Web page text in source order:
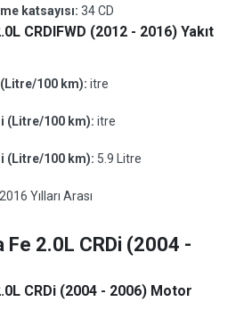
katsayısı: 34 CD
CRDIFWD (2012 - 2016) Yakıt
100 km): itre
(Litre/100 km): itre
(Litre/100 km): 5.9 Litre
Yılları Arası
Fe 2.0L CRDi (2004 -
CRDi (2004 - 2006) Motor